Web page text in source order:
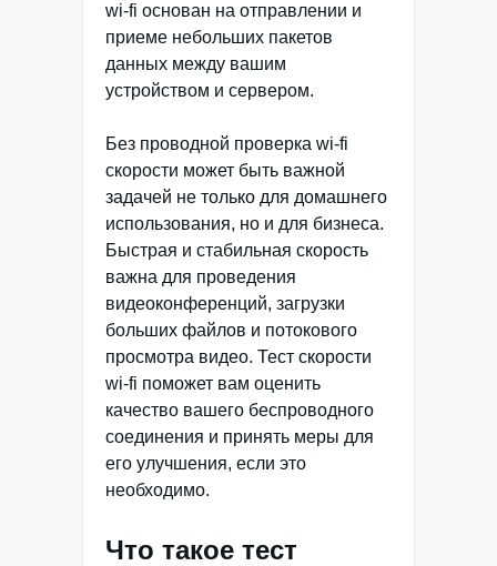
wi-fi основан на отправлении и
приеме небольших пакетов
данных между вашим
устройством и сервером.
Без проводной проверка wi-fi
скорости может быть важной
задачей не только для домашнего
использования, но и для бизнеса.
Быстрая и стабильная скорость
важна для проведения
видеоконференций, загрузки
больших файлов и потокового
просмотра видео. Тест скорости
wi-fi поможет вам оценить
качество вашего беспроводного
соединения и принять меры для
его улучшения, если это
необходимо.
Что такое тест